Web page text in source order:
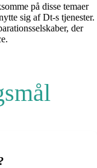
på disse temaer
sig af Dt-s tjenester.
der